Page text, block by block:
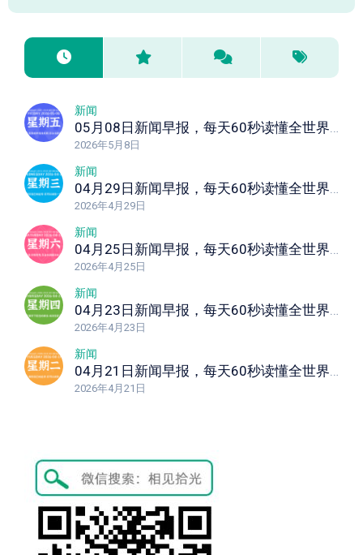
新闻
05月08日新闻早报，每天60秒读懂全世界！
2026年5月8日
新闻
04月29日新闻早报，每天60秒读懂全世界！
2026年4月29日
新闻
04月25日新闻早报，每天60秒读懂全世界！
2026年4月25日
新闻
04月23日新闻早报，每天60秒读懂全世界！
2026年4月23日
新闻
04月21日新闻早报，每天60秒读懂全世界！
2026年4月21日